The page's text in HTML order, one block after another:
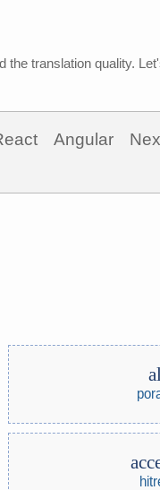
the translation quality.
Angular